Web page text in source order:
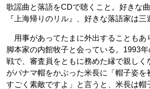
歌謡曲と落語をCDで聴くこと。好きな曲
『上海帰りのリル』、好きな落語家は三
用事があってたまに外出することもあ
脚本家の内館牧子と会っている。1993
戦で、審査員をともに務めた縁で親しく
がパナマ帽をかぶった米長に「帽子姿を
すごく素敵ですよ」と言うと、米長は帽